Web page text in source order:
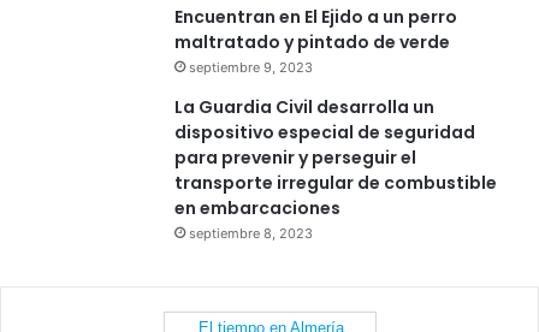
Encuentran en El Ejido a un perro
maltratado y pintado de verde
septiembre 9, 2023
La Guardia Civil desarrolla un
dispositivo especial de seguridad
para prevenir y perseguir el
transporte irregular de combustible
en embarcaciones
septiembre 8, 2023